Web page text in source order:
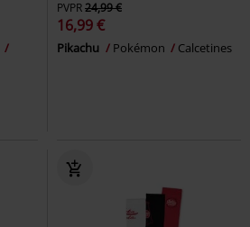
PVPR24,99 €
16,99 €
Pikachu Pokémon Calcetines